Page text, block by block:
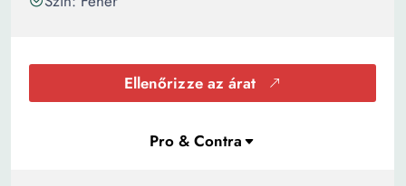
Ellenőrizze az árat